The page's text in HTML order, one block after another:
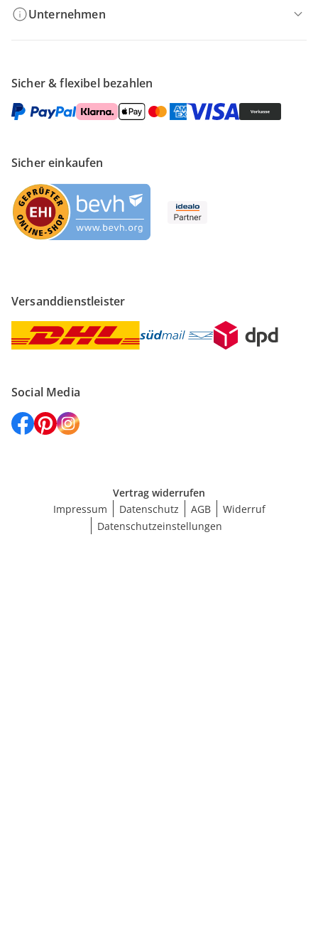
Unternehmen
Sicher & flexibel bezahlen
Sicher einkaufen
Versanddienstleister
Social Media
Vertrag widerrufen
Impressum
Datenschutz AGB
Widerruf
Datenschutzeinstellungen